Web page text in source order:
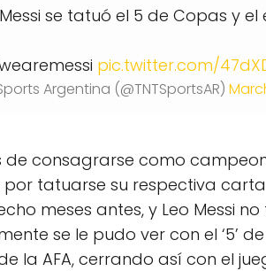
se tatuó el 5 de Copas y el
pic.twitter.com/
Argentina (@TNTSportsAR)
de consagrarse como
tatuarse su respectiva
meses antes, y Leo Messi
se le pudo ver con el ‘5’
la AFA, cerrando así con el